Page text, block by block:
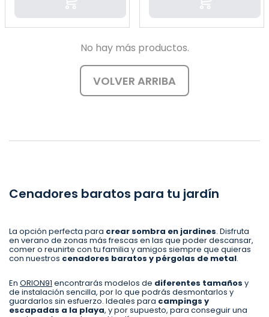
No hay más productos.
VOLVER ARRIBA
Cenadores baratos para tu jardín
La opción perfecta para crear sombra en jardines. Disfruta
en verano de zonas más frescas en las que poder descansar,
comer o reunirte con tu familia y amigos siempre que quieras
con nuestros cenadores baratos y pérgolas de metal.
En ORION91 encontrarás modelos de diferentes tamaños y
de instalación sencilla, por lo que podrás desmontarlos y
guardarlos sin esfuerzo. Ideales para campings y
escapadas a la playa, y por supuesto, para conseguir una